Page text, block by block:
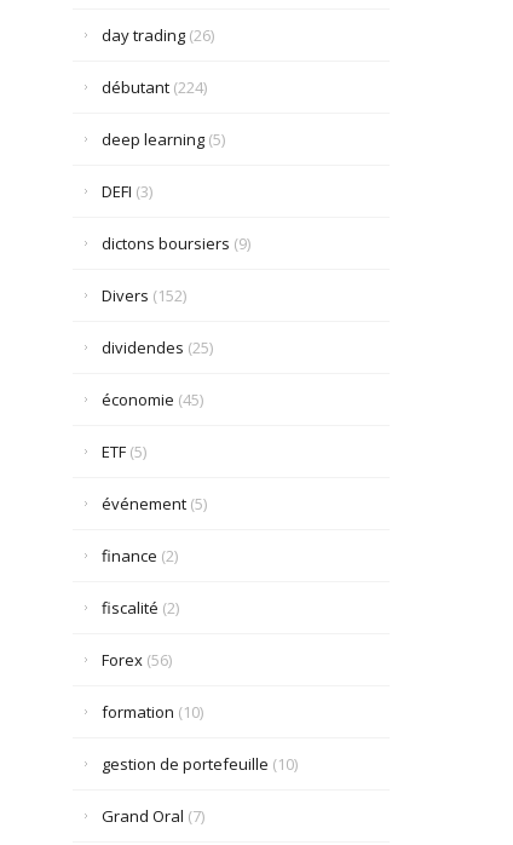
day trading(26)
débutant(224)
deep learning(5)
DEFI (3)
dictons boursiers (9)
Divers (152)
dividendes (25)
économie (45)
ETF(5)
événement(5)
finance (2)
fiscalité (2)
Forex(56)
formation (10)
gestion de portefeuille (10)
Grand Oral (7)